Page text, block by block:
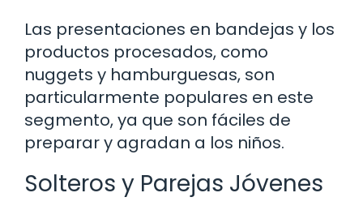
Las presentaciones en bandejas y los
productos procesados, como
nuggets y hamburguesas, son
particularmente populares en este
segmento, ya que son fáciles de
preparar y agradan a los niños.
Solteros y Parejas Jóvenes